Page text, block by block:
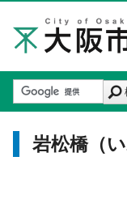
岩松橋（